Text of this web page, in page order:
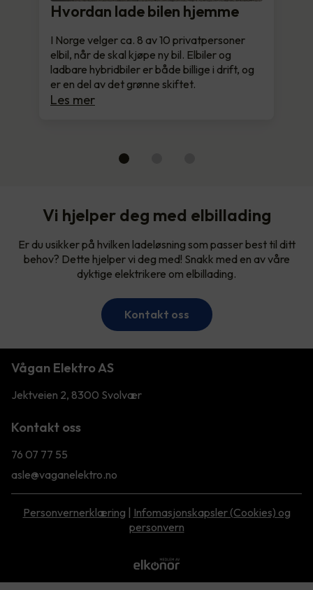
Hvordan lade bilen hjemme
I Norge velger ca. 8 av 10 privatpersoner
elbil, når de skal kjøpe ny bil. Elbiler og
ladbare hybridbiler er både billige i drift, og
er en del av det grønne skiftet.
Les mer
Vi hjelper deg med elbillading
Er du usikker på hvilken ladeløsning som passer best til ditt
behov? Dette hjelper vi deg med! Snakk med en av våre
dyktige elektrikere om elbillading.
Kontakt oss
Vågan Elektro AS
Jektveien 2, 8300 Svolvær
Kontakt oss
76 07 77 55
asle@vaganelektro.no
Personvernerklæring | Infomasjonskapsler (Cookies) og
personvern